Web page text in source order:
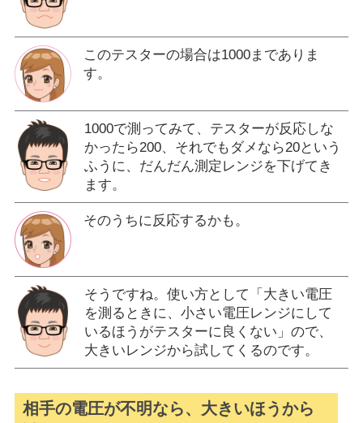
このテスターの場合は1000までありま
す。
1000で測ってみて、テスターが反応しな
かったら200、それでもダメなら20という
ふうに、だんだん測定レンジを下げてき
ます。
そのうちに反応するかも。
そうですね。使い方として「大きい電圧
を測るときに、小さい電圧レンジにして
いるほうがテスターに良くない」ので、
大きいレンジから試してくるのです。
相手の電圧が不明なら、大きいほうから